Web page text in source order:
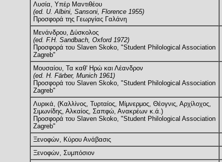
Λυσία, Υπέρ Μαντιθέου
(ed. U. Albini, Sansoni, Florence 1955)
Προσφορά της Γεωργίας Γαλάνη
Μενάνδρου, Δύσκολος
(ed. F.H. Sandbach, Oxford 1972)
Προσφορά του Slaven Skoko, "Student Philological Association
Zagreb"
Μουσαίου, Τα καθ' Ηρώ και Λέανδρον
(ed. H. Färber, Munich 1961)
Προσφορά του Slaven Skoko, "Student Philological Association
Zagreb"
Λυρικά, (Καλλίνος, Τυρταίος, Μίμνερμος, Θέογνις, Αρχίλοχος,
Σιμωνίδης, Αλκαίος, Σαπφώ, Ανακρέων κ.ά.)
Προσφορά του Slaven Skoko, "Student Philological Association
Zagreb"
Ξενοφών, Κύρου Ανάβασις
Ξενοφών, Συμπόσιον